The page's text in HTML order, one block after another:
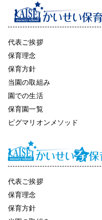
代表ご挨拶
保育理念
保育方針
当園の取組み
園での生活
保育園一覧
ピグマリオンメソッド
代表ご挨拶
保育理念
保育方針